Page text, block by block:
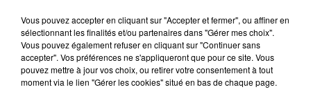
15 juillet 2026
BÉTHUNE: ENQUÊTE POUR HOMICIDE
VOLONTAIRE EN COURS, APRÈS LA...
Selon les premiers éléments, le logement servait
à des prostituées
Vous pouvez accepter en cliquant sur "Accepter et fermer", ou affiner en
sélectionnant les finalités et/ou partenaires dans "Gérer mes choix".
Vous pouvez également refuser en cliquant sur "Continuer sans
accepter". Vos préférences ne s'appliqueront que pour ce site. Vous
pouvez mettre à jour vos choix, ou retirer votre consentement à tout
moment via le lien "Gérer les cookies" situé en bas de chaque page.